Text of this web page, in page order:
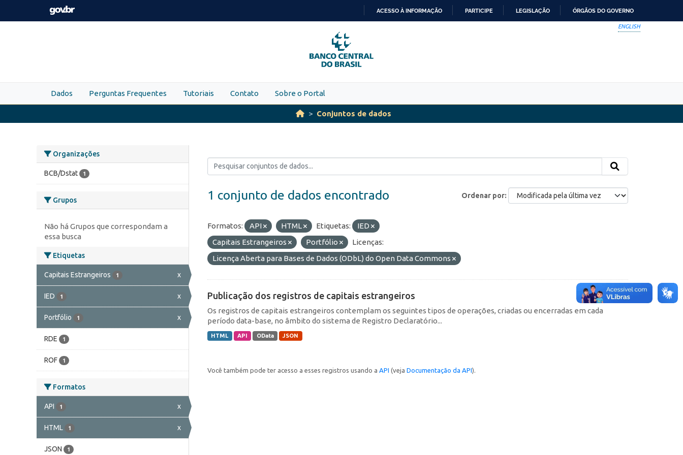
Skip to main content
PARA
O
CONTEÚDO
ACESSO À INFORMAÇÃO PARTICIPE LEGISLAÇÃO ÓRGÃOS DO GOVERNO
ENGLISH
Dados Perguntas Frequentes Tutoriais Contato Sobre o Portal
Conjuntos de dados
Organizações
BCB/Dstat 1
Grupos
Não há Grupos que correspondam a
essa busca
Etiquetas
Capitais Estrangeiros 1 x
IED 1 x
Portfólio 1 x
RDE 1
ROF 1
Formatos
API 1 x
HTML 1 x
JSON 1
Ordenar por
1 conjunto de dados encontrado
Formatos: API HTML Etiquetas:
IED
Capitais Estrangeiros
Portfólio
Licenças:
Licença Aberta para Bases de Dados (ODbL) do Open Data Commons
Publicação dos registros de capitais estrangeiros
Os registros de capitais estrangeiros contemplam os seguintes tipos de operações, criadas ou encerradas em cada
período data-base, no âmbito do sistema de Registro Declaratório...
HTML API OData JSON
Você também pode ter acesso a esses registros usando a API (veja Documentação da API).